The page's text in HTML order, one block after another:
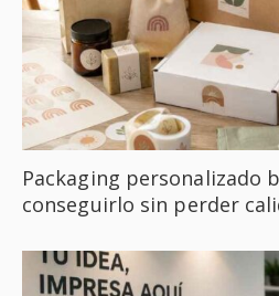
Packaging personalizado
conseguirlo sin perder